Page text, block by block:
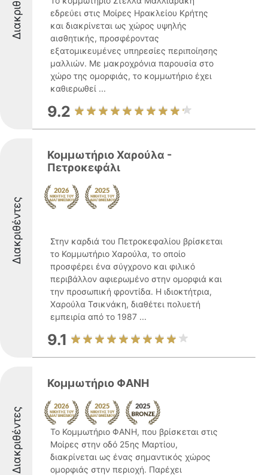
εδρεύει στις Μοίρες Ηρακλείου Κρήτης
και διακρίνεται ως χώρος υψηλής
αισθητικής, προσφέροντας
εξατομικευμένες υπηρεσίες περιποίησης
μαλλιών. Με μακροχρόνια παρουσία στο
χώρο της ομορφιάς, το κομμωτήριο έχει
καθιερωθεί ...
9.2
Διακριθέντες
Κομμωτήριο Χαρούλα -
Πετροκεφάλι
Στην καρδιά του Πετροκεφαλίου βρίσκεται
το Κομμωτήριο Χαρούλα, το οποίο
προσφέρει ένα σύγχρονο και φιλικό
περιβάλλον αφιερωμένο στην ομορφιά και
την προσωπική φροντίδα. Η ιδιοκτήτρια,
Χαρούλα Τσικνάκη, διαθέτει πολυετή
εμπειρία από το 1987 ...
9.1
Διακριθέντες
Κομμωτήριο ΦΑΝΗ
Το Κομμωτήριο ΦΑΝΗ, που βρίσκεται στις
Μοίρες στην οδό 25ης Μαρτίου,
διακρίνεται ως ένας σημαντικός χώρος
ομορφιάς στην περιοχή. Παρέχει